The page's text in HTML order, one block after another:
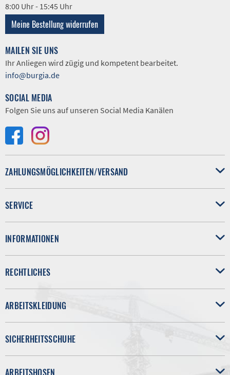
8:00 Uhr - 15:45 Uhr
Meine Bestellung widerrufen
MAILEN SIE UNS
Ihr Anliegen wird zügig und kompetent bearbeitet.
info@burgia.de
SOCIAL MEDIA
Folgen Sie uns auf unseren Social Media Kanälen
ZAHLUNGSMÖGLICHKEITEN/VERSAND
SERVICE
INFORMATIONEN
RECHTLICHES
ARBEITSKLEIDUNG
SICHERHEITSSCHUHE